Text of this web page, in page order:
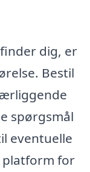
dig, er
Bestil
spørgsmål
eventuelle
platform for